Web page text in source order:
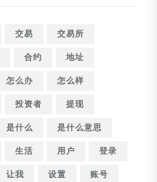
交易
交易所
合约
地址
怎么办
怎么样
投资者
提现
是什么
是什么意思
生活 用户
登录
让我 设置
账号